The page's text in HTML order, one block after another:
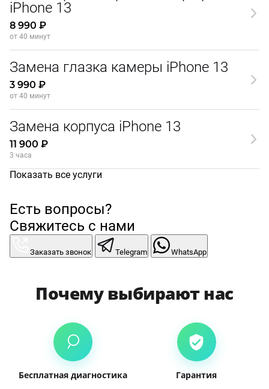
iPhone 13
8 990 ₽
от 40 минут
Замена глазка камеры iPhone 13
3 990 ₽
от 40 минут
Замена корпуса iPhone 13
11 900 ₽
3 часа
Показать все услуги
Есть вопросы?
Свяжитесь с нами
Заказать звонок Telegram WhatsApp
Почему выбирают нас
Бесплатная диагностика Гарантия